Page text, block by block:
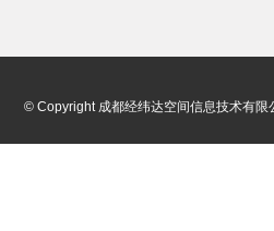
© Copyright 成都经纬达空间信息技术有限